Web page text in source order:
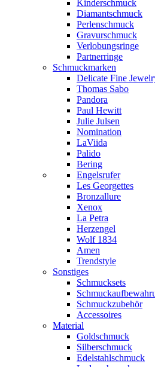
Kinderschmuck
Diamantschmuck
Perlenschmuck
Gravurschmuck
Verlobungsringe
Partnerringe
Schmuckmarken
Delicate Fine
Thomas Sabo
Pandora
Paul Hewitt
Julie Julsen
Nomination
LaViida
Palido
Bering
Engelsrufer
Les Georgettes
Bronzallure
Xenox
La Petra
Herzengel
Wolf 1834
Amen
Trendstyle
Sonstiges
Schmucksets
Schmuckzubehör
Accessoires
Material
Goldschmuck
Silberschmuck
Edelstahlschmuck